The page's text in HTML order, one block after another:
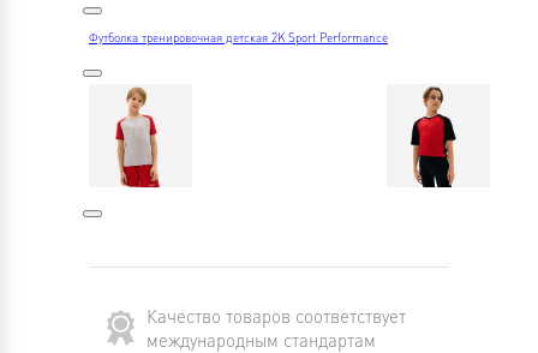
Футболка тренировочная детская 2K Sport Performance
Качество товаров соответствует
международным стандартам